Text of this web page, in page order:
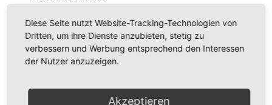
Rebsorten international
externe Links
Tafeltraubensorten
Diese Seite nutzt Website-Tracking-Technologien von
Dritten, um ihre Dienste anzubieten, stetig zu
verbessern und Werbung entsprechend den Interessen
der Nutzer anzuzeigen.
Akzeptieren